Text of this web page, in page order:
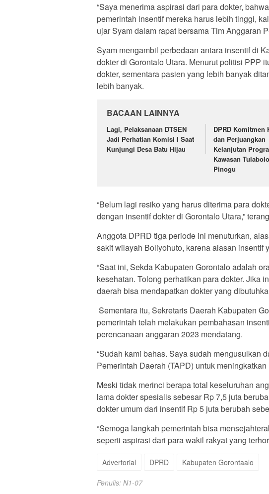
“Saya menerima aspirasi dari para dokter,
pemerintah insentif mereka harus lebih tinggi,
ujar Syam dalam rapat bersama Tim Anggaran
Syam mengambil perbedaan antara insentif di
dokter di Gorontalo Utara. Menurut politisi PPP
dokter, sementara pasien yang lebih banyak
lebih banyak.
BACAAN LAINNYA
Lagi, Pelaksanaan DTSEN
Jadi Perhatian Komisi I Saat
Kunjungi Desa Batu Hijau
DPRD Komitmen
dan Perjuangkan
Kelanjutan
Kawasan
Pinogu
“Belum lagi resiko yang harus diterima para
dengan insentif dokter di Gorontalo Utara,”
Anggota DPRD tiga periode ini menuturkan,
sakit wilayah Boliyohuto, karena alasan insentif
“Saat ini, Sekda Kabupaten Gorontalo adalah
kesehatan. Tolong perhatikan para dokter. Jika
daerah bisa mendapatkan dokter yang
Sementara itu, Sekretaris Daerah Kabupaten
pemerintah telah melakukan pembahasan
perencanaan anggaran 2023 mendatang.
“Sudah kami bahas. Saya sudah mengusulkan
Pemerintah Daerah (TAPD) untuk
Meski tidak merinci berapa total keseluruhan
lama dokter spesialis sebesar Rp 7,5 juta
dokter umum dari insentif Rp 5 juta berubah
“Semoga langkah pemerintah bisa
seperti aspirasi dari para wakil rakyat yang
Advertorial DPRD Kabupaten Gorontaalo
Penulis: N1-07